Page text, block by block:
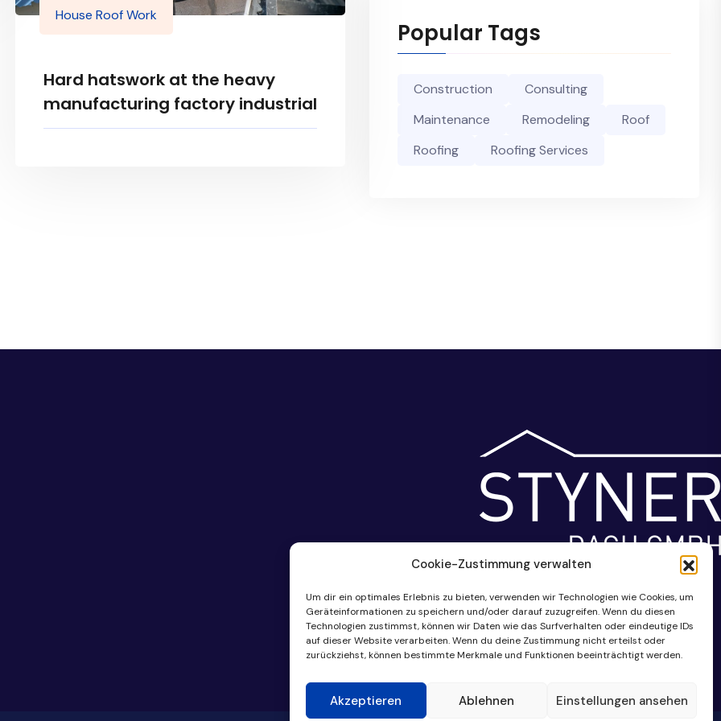
Cookie-Zustimmung verwalten
Um dir ein optimales Erlebnis zu bieten, verwenden wir Technologien wie Cookies, um
Geräteinformationen zu speichern und/oder darauf zuzugreifen. Wenn du diesen
Technologien zustimmst, können wir Daten wie das Surfverhalten oder eindeutige IDs
auf dieser Website verarbeiten. Wenn du deine Zustimmung nicht erteilst oder
zurückziehst, können bestimmte Merkmale und Funktionen beeinträchtigt werden.
Akzeptieren Ablehnen Einstellungen ansehen
House Roof Work
Hard hatswork at the heavy
manufacturing factory industrial
Popular Tags
Construction
Consulting
Maintenance
Remodeling
Roof
Roofing
Roofing Services